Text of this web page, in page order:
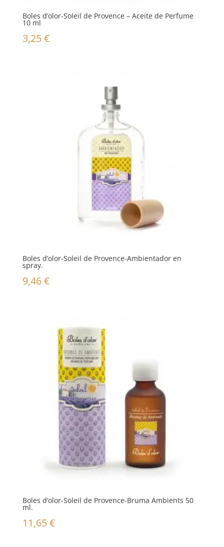
Boles d’olor-Soleil de Provence – Aceite de Perfume
10 ml
3,25€
Boles d’olor-Soleil de Provence-Ambientador en
spray.
9,46€
Boles d’olor-Soleil de Provence-Bruma Ambients 50
ml.
11,65€